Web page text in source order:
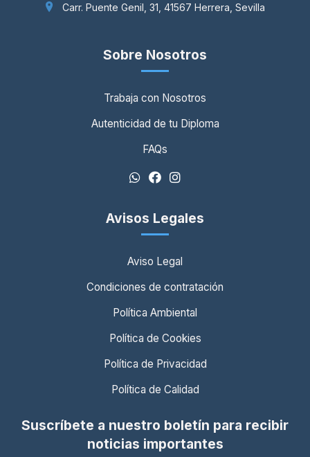
Carr. Puente Genil, 31, 41567 Herrera, Sevilla
Sobre Nosotros
Trabaja con Nosotros
Autenticidad de tu Diploma
FAQs
Avisos Legales
Aviso Legal
Condiciones de contratación
Política Ambiental
Política de Cookies
Política de Privacidad
Política de Calidad
Suscríbete a nuestro boletín para recibir
noticias importantes